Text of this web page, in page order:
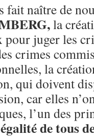
fait naître de
la
juger les
crimes
la
qui doivent
car elles
l’un des
de tous